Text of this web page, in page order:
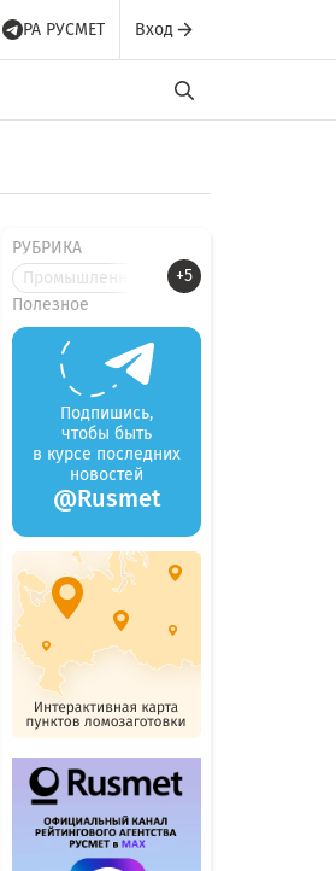
РА РУСМЕТ Вход
РУБРИКА
Промышленные новости
+5
Полезное
Подпишись,
чтобы быть
в курсе последних
новостей
@Rusmet